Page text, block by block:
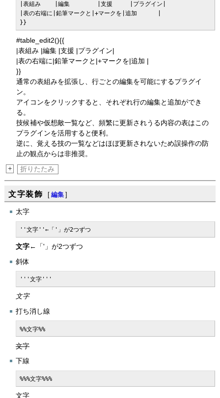
|表組み    |編集        |支援     |プラグイン|
|表の右端に|鉛筆マークと|+マークを|追加      |
}}
#table_edit2(){{
|表組み |編集 |支援 |プラグイン|
|表の右端に|鉛筆マークと|+マークを|追加 |
}}
通常の表組みを拡張し、行ごとの編集を可能にするプラグイ
ン。
アイコンをクリックすると、それぞれ行の編集と追加ができ
る。
技候補や仮想敵一覧など、頻繁に更新されうる内容の表はこの
プラグインを活用すると便利。
逆に、覚える技の一覧などはほぼ更新されないため誤操作の防
止の観点からは非推奨。
+ 折りたたみ
文字装飾 [ 編集 ]
太字
''文字''←「'」が2つずつ
文字 ←「'」が2つずつ
斜体
'''文字'''
文字
打ち消し線
%%文字%%
文字
下線
%%%文字%%%
文字